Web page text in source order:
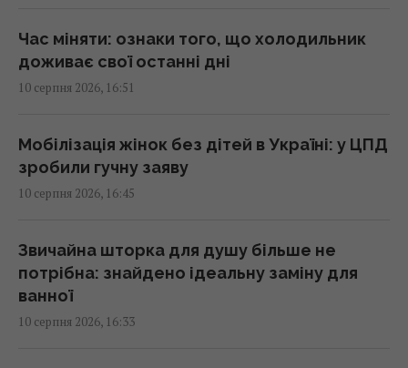
Геймер переконав Steam повернути гроші
за гру, хоча награв у неї 470 годин
Зі сміття дістають до 400 кг золота на рік, і
виготовляють із нього прикраси
11 серпня в Україну зайдуть дощі та грози:
які області зачепить (мапа)
16:30 понеділок, 10 серпня 2026
Час міняти: ознаки того, що холодильник
доживає свої останні дні
10 серпня 2026, 16:51
Мобілізація жінок без дітей в Україні: у ЦПД
зробили гучну заяву
10 серпня 2026, 16:45
Звичайна шторка для душу більше не
потрібна: знайдено ідеальну заміну для
ванної
10 серпня 2026, 16:33